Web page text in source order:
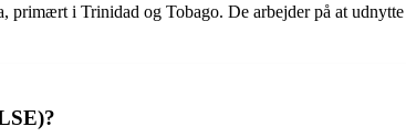
i Trinidad og Tobago. De arbejder på at udnytte